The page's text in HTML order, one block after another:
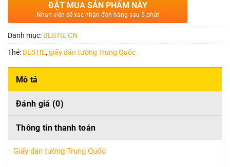
ĐẶT MUA SẢN PHẨM NÀY
Nhân viên sẽ xác nhận đơn hàng sau 5 phút
Danh mục: BESTIE CN
Thẻ: BESTIE,giấy dán tường Trung Quốc
Mô tả
Đánh giá (0)
Thông tin thanh toán
Giấy dán tường Trung Quốc